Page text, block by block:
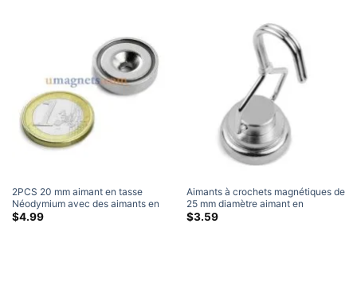
2PCS 20 mm aimant en tasse
Néodymium avec des aimants en
pot à trou contre-à-cutation
$4.99
Aimants à crochets magnétiques de
25 mm diamètre aimant en
casqueur néodyme avec crochet
$3.59